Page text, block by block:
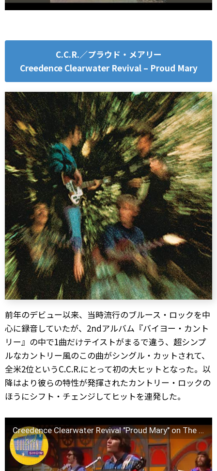
C.C.R.／プラウド・メアリー
Creedence Clearwater Revival – Proud Mary
前年のデビュー以来、当時流行のブルース・ロックを中
心に録音していたが、2ndアルバム『バイヨー・カント
リー』の中で1曲だけテイストがまるで違う、超シンプ
ルなカントリー風のこの曲がシングル・カットされて、
全米2位というC.C.R.にとって初の大ヒットとなった。以
降はより彼らの特性が発揮されたカントリー・ロックの
ほうにシフト・チェンジしてヒットを連発した。
Creedence Clearwater Revival "Proud Mary" on The Ed Sullivan Show